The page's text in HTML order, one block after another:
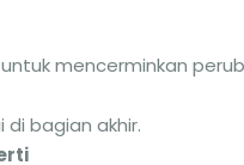
mencerminkan
bagian akhir.